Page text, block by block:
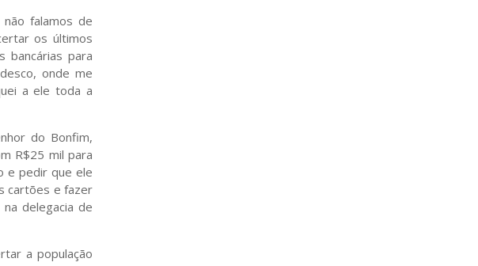
falamos de
os últimos
bancárias para
onde me
a ele toda a
do Bonfim,
R$25 mil para
e pedir que ele
cartões e fazer
delegacia de
a população